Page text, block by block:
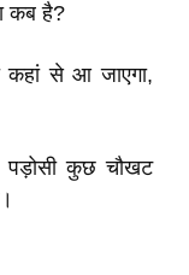
कब है?
कहां से आ जाएगा,
कुछ चौखट